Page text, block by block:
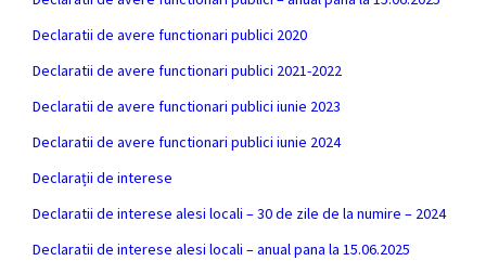
Declaratii de avere functionari publici 2020
Declaratii de avere functionari publici 2021-2022
Declaratii de avere functionari publici iunie 2023
Declaratii de avere functionari publici iunie 2024
Declarații de interese
Declaratii de interese alesi locali – 30 de zile de la numire – 2024
Declaratii de interese alesi locali – anual pana la 15.06.2025